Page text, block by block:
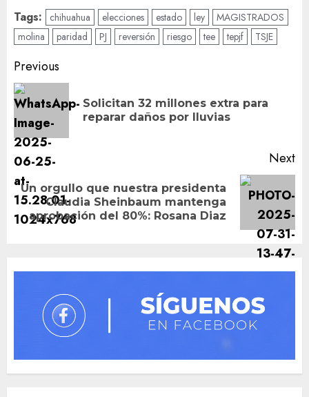
Tags: chihuahua elecciones estado ley
MAGISTRADOS
molina
paridad PJ reversión riesgo tee tepjf TSJE
Post
navigation
Previous
Solicitan 32 millones extra para
reparar daños por lluvias
Next
Next
post:
Un orgullo que nuestra presidenta
Claudia Sheinbaum mantenga
aprobación del 80%: Rosana Diaz